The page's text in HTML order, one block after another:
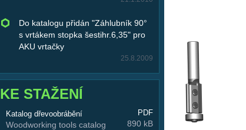
Do katalogu přidán "Záhlubník 90°
s vrtákem stopka šestihr.6,35" pro
AKU vrtačky
25.8.2009
KE STAŽENÍ
Katalog dřevoobrábění
Woodworking tools catalog
PDF
890 kB